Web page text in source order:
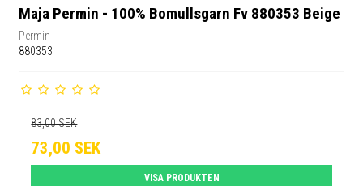
Maja Permin - 100% Bomullsgarn Fv 880353 Beige
Permin
880353
83,00 SEK
73,00 SEK
VISA PRODUKTEN